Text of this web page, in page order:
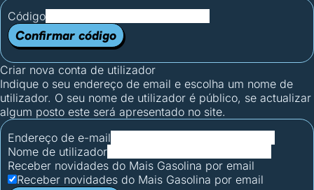
Código
Confirmar código
Criar nova conta de utilizador
Indique o seu endereço de email e escolha um nome de
utilizador. O seu nome de utilizador é público, se actualizar
algum posto este será apresentado no site.
Endereço de e-mail
Nome de utilizador
Receber novidades do Mais Gasolina por email
Receber novidades do Mais Gasolina por email